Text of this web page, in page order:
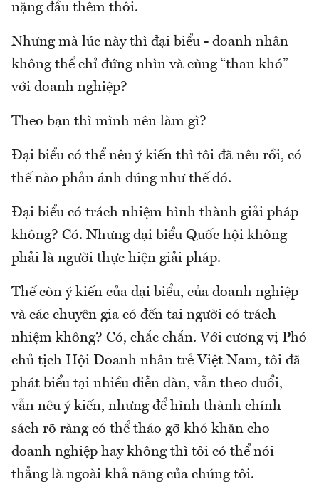
nặng đầu thêm thôi.
Nhưng mà lúc này thì đại biểu - doanh nhân
không thể chỉ đứng nhìn và cùng “than khó”
với doanh nghiệp?
Theo bạn thì mình nên làm gì?
Đại biểu có thể nêu ý kiến thì tôi đã nêu rồi, có
thế nào phản ánh đúng như thế đó.
Đại biểu có trách nhiệm hình thành giải pháp
không? Có. Nhưng đại biểu Quốc hội không
phải là người thực hiện giải pháp.
Thế còn ý kiến của đại biểu, của doanh nghiệp
và các chuyên gia có đến tai người có trách
nhiệm không? Có, chắc chắn. Với cương vị Phó
chủ tịch Hội Doanh nhân trẻ Việt Nam, tôi đã
phát biểu tại nhiều diễn đàn, vẫn theo đuổi,
vẫn nêu ý kiến, nhưng để hình thành chính
sách rõ ràng có thể tháo gỡ khó khăn cho
doanh nghiệp hay không thì tôi có thể nói
thẳng là ngoài khả năng của chúng tôi.